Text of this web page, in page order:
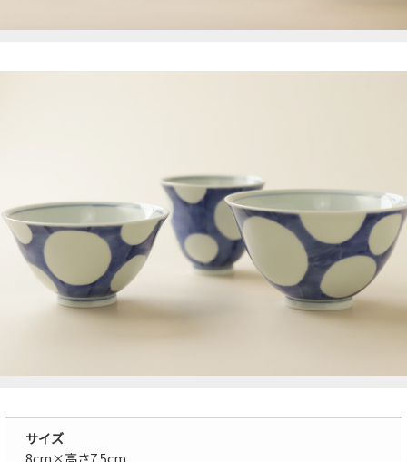
サイズ
8cm×高さ7.5cm